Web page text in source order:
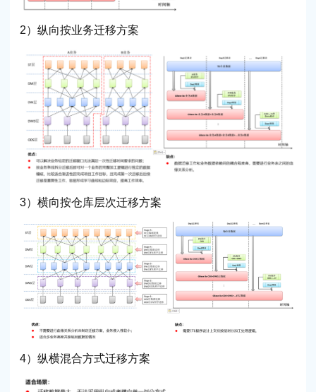
2）纵向按业务迁移方案
3）横向按仓库层次迁移方案
4）纵横混合方式迁移方案